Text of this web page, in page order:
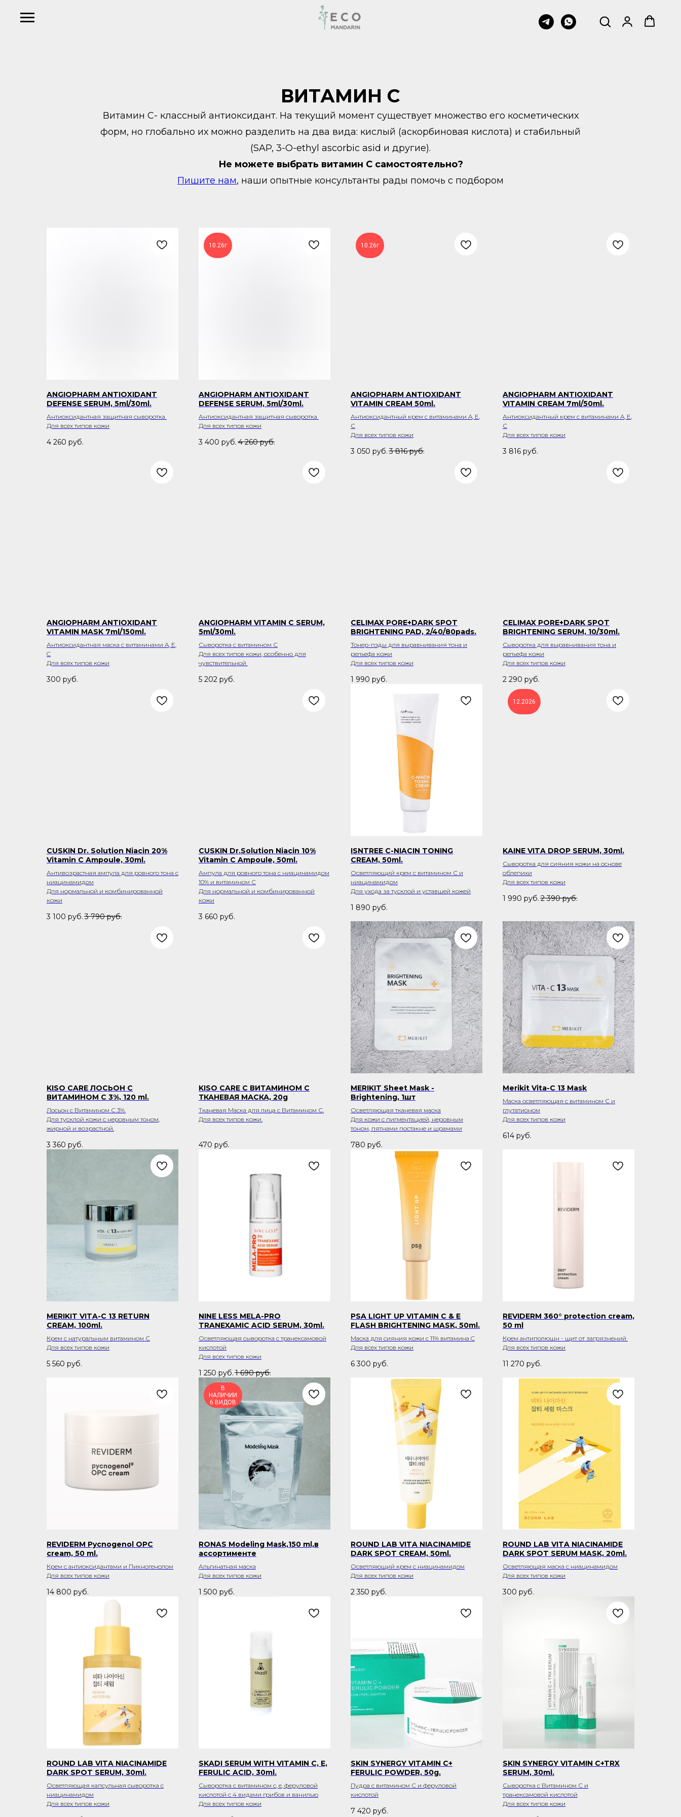
ВИТАМИН С
Витамин С- классный антиоксидант. На текущий момент существует множество его косметических
форм, но глобально их можно разделить на два вида: кислый (аскорбиновая кислота) и стабильный
(SAP, 3-O-ethyl ascorbic asid и другие).
Не можете выбрать витамин С самостоятельно?
Пишите нам, наши опытные консультанты рады помочь с подбором
ANGIOPHARM ANTIOXIDANT
DEFENSE SERUM, 5ml/30ml.
Антиоксидантная защитная сыворотка
Для всех типов кожи
4 260 руб.
10.26г
ANGIOPHARM ANTIOXIDANT
DEFENSE SERUM, 5ml/30ml.
Антиоксидантная защитная сыворотка
Для всех типов кожи
3 400 руб. 4 260 руб.
10.26г
ANGIOPHARM ANTIOXIDANT
VITAMIN CREAM 50ml.
Антиоксидантный крем с витаминами A, E,
С
Для всех типов кожи
3 050 руб. 3 816 руб.
ANGIOPHARM ANTIOXIDANT
VITAMIN CREAM 7ml/50ml.
Антиоксидантный крем с витаминами A, E,
С
Для всех типов кожи
3 816 руб.
ANGIOPHARM ANTIOXIDANT
VITAMIN MASK 7ml/150ml.
Антиоксидантная маска с витаминами A, E,
C
Для всех типов кожи
300 руб.
ANGIOPHARM VITAMIN C SERUM,
5ml/30ml.
Сыворотка с витамином С
Для всех типов кожи, особенно для
чувствительной
5 202 руб.
CELIMAX PORE+DARK SPOT
BRIGHTENING PAD, 2/40/80pads.
Тонер-пэды для выравнивания тона и
рельефа кожи
Для всех типов кожи
1 990 руб.
CELIMAX PORE+DARK SPOT
BRIGHTENING SERUM, 10/30ml.
Сыворотка для выравнивания тона и
рельефа кожи
Для всех типов кожи
2 290 руб.
CUSKIN Dr. Solution Niacin 20%
Vitamin C Ampoule, 30ml.
Антивозрастная ампула для ровного тона с
ниацинамидом
Для нормальной и комбинированной
кожи
3 100 руб. 3 790 руб.
CUSKIN Dr.Solution Niacin 10%
Vitamin C Ampoule, 50ml.
Ампула для ровного тона с ниацинамидом
10% и витамином С
Для нормальной и комбинированной
кожи
3 660 руб.
ISNTREE C-NIACIN TONING
CREAM, 50ml.
Осветляющий крем с витамином С и
ниацинамидом
Для ухода за тусклой и уставшей кожей
1 890 руб.
12.2026
KAINE VITA DROP SERUM, 30ml.
Сыворотка для сияния кожи на основе
облепихи
Для всех типов кожи
1 990 руб. 2 390 руб.
KISO СARE ЛОСЬОН С
ВИТАМИНОМ С 3%, 120 ml.
Лосьон с Витамином С 3%.
Для тусклой кожи c неровным тоном,
жирной и возрастной.
3 360 руб.
KISO СARE С ВИТАМИНОМ С
ТКАНЕВАЯ МАСКА, 20g
Тканевая Маска для лица с Витамином С.
Для всех типов кожи.
470 руб.
MERIKIT Sheet Mask -
Brightening, 1шт
Осветляющая тканевая маска
Для кожи с пигментацией, неровным
тоном, пятнами постакне и шрамами
780 руб.
Merikit Vita-C 13 Mask
Маска осветляющая с витамином С и
глутатионом
Для всех типов кожи
614 руб.
MERIKIT VITA-C 13 RETURN
CREAM, 100ml.
Крем с натуральным витамином С
Для всех типов кожи
5 560 руб.
NINE LESS MELA-PRO
TRANEXAMIC ACID SERUM, 30ml.
Осветляющая сыворотка с транексамовой
кислотой
Для всех типов кожи
1 250 руб. 1 690 руб.
PSA LIGHT UP VITAMIN C & E
FLASH BRIGHTENING MASK, 50ml.
Маска для сияния кожи с 11% витамина C
Для всех типов кожи
6 300 руб.
REVIDERM 360° protection cream,
50 ml
Крем антиполюшн - щит от загрязнений
Для всех типов кожи
11 270 руб.
REVIDERM Pycnogenol OPC
cream, 50 ml.
Крем с антиоксидантами и Пикногенолом
Для всех типов кожи
14 800 руб.
В
НАЛИЧИИ
6 ВИДОВ
RONAS Modeling Mask,150 ml,в
ассортименте
Альгинатная маска
Для всех типов кожи
1 500 руб.
ROUND LAB VITA NIACINAMIDE
DARK SPOT CREAM, 50ml.
Осветляющий крем с ниацинамидом
Для всех типов кожи
2 350 руб.
ROUND LAB VITA NIACINAMIDE
DARK SPOT SERUM MASK, 20ml.
Осветляющая маска с ниацинамидом
Для всех типов кожи
300 руб.
ROUND LAB VITA NIACINAMIDE
DARK SPOT SERUM, 30ml.
Осветляющая капсульная сыворотка с
ниацинамидом
Для всех типов кожи
SKADI SERUM WITH VITAMIN C, E,
FERULIC ACID, 30ml.
Сыворотка с витамином с, е, феруловой
кислотой c 4 видами грибов и ванилью
Для всех типов кожи
SKIN SYNERGY VITAMIN C+
FERULIC POWDER, 50g.
Пудра с витамином С и феруловой
кислотой
7 420 руб.
SKIN SYNERGY VITAMIN C+TRX
SERUM, 30ml.
Сыворотка с Витамином С и
транексамовой кислотой
Для всех типов кожи